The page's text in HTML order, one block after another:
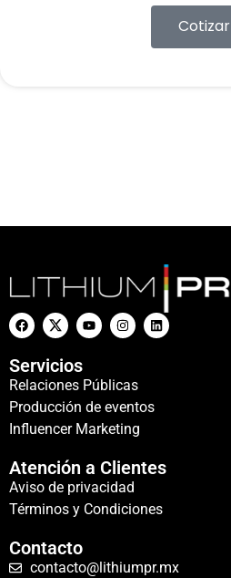
Cotizar
Servicios
Relaciones Públicas
Producción de eventos
Influencer Marketing
Atención a Clientes
Aviso de privacidad
Términos y Condiciones
Contacto
contacto@lithiumpr.mx